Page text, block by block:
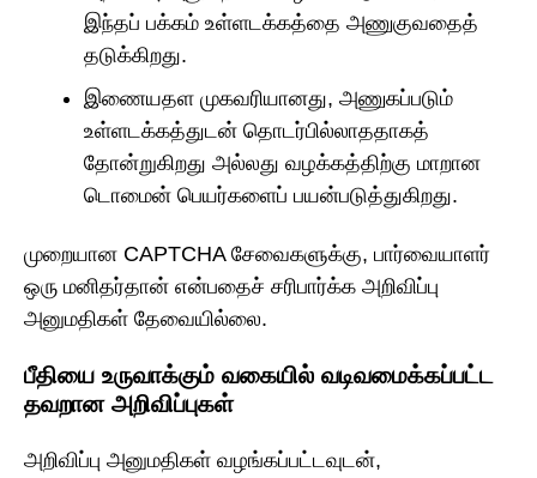
இந்தப் பக்கம் உள்ளடக்கத்தை அணுகுவதைத்
தடுக்கிறது.
இணையதள முகவரியானது, அணுகப்படும்
உள்ளடக்கத்துடன் தொடர்பில்லாததாகத்
தோன்றுகிறது அல்லது வழக்கத்திற்கு மாறான
டொமைன் பெயர்களைப் பயன்படுத்துகிறது.
முறையான CAPTCHA சேவைகளுக்கு, பார்வையாளர்
ஒரு மனிதர்தான் என்பதைச் சரிபார்க்க அறிவிப்பு
அனுமதிகள் தேவையில்லை.
பீதியை உருவாக்கும் வகையில் வடிவமைக்கப்பட்ட
தவறான அறிவிப்புகள்
அறிவிப்பு அனுமதிகள் வழங்கப்பட்டவுடன்,